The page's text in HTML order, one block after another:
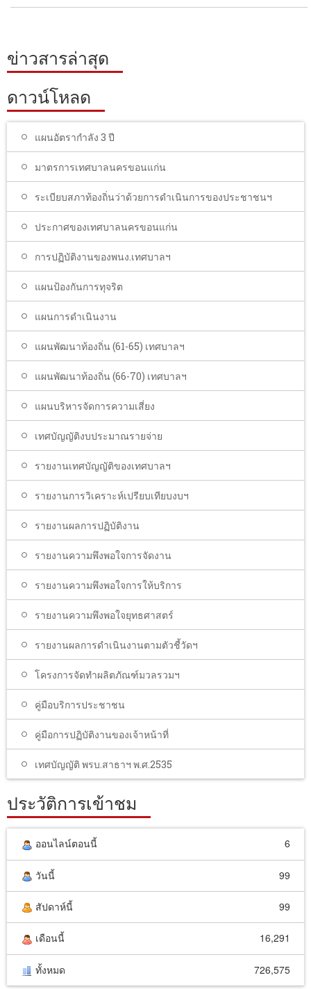
ข่าวสารล่าสุด
ดาวน์โหลด
แผนอัตรากำลัง 3 ปี
มาตรการเทศบาลนครขอนแก่น
ระเบียบสภาท้องถิ่นว่าด้วยการดำเนินการของประชาชนฯ
ประกาศของเทศบาลนครขอนแก่น
การปฏิบัติงานของพนง.เทศบาลฯ
แผนป้องกันการทุจริต
แผนการดำเนินงาน
แผนพัฒนาท้องถิ่น (61-65) เทศบาลฯ
แผนพัฒนาท้องถิ่น (66-70) เทศบาลฯ
แผนบริหารจัดการความเสี่ยง
เทศบัญญัติงบประมาณรายจ่าย
รายงานเทศบัญญัติของเทศบาลฯ
รายงานการวิเคราะห์เปรียบเทียบงบฯ
รายงานผลการปฏิบัติงาน
รายงานความพึงพอใจการจัดงาน
รายงานความพึงพอใจการให้บริการ
รายงานความพึงพอใจยุทธศาสตร์
รายงานผลการดำเนินงานตามตัวชี้วัดฯ
โครงการจัดทำผลิตภัณฑ์มวลรวมฯ
คู่มือบริการประชาชน
คู่มือการปฏิบัติงานของเจ้าหน้าที่
เทศบัญญัติ พรบ.สาธาฯ พ.ศ.2535
ประวัติการเข้าชม
ออนไลน์ตอนนี้ 6
วันนี้ 99
สัปดาห์นี้ 99
เดือนนี้ 16,291
ทั้งหมด 726,575